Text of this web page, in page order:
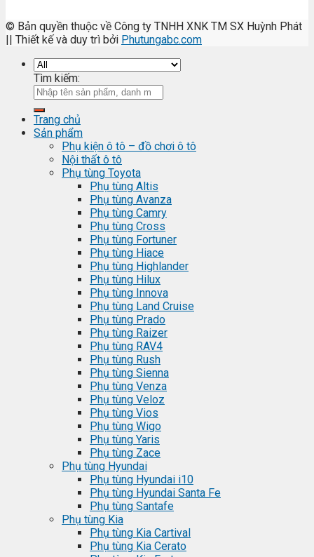
© Bản quyền thuộc về Công ty TNHH XNK TM SX Huỳnh Phát
|| Thiết kế và duy trì bởi Phutungabc.com
Tìm kiếm:
Trang chủ
Sản phẩm
Phụ kiện ô tô – đồ chơi ô tô
Nội thất ô tô
Phụ tùng Toyota
Phụ tùng Altis
Phụ tùng Avanza
Phụ tùng Camry
Phụ tùng Cross
Phụ tùng Fortuner
Phụ tùng Hiace
Phụ tùng Highlander
Phụ tùng Hilux
Phụ tùng Innova
Phụ tùng Land Cruise
Phụ tùng Prado
Phụ tùng Raizer
Phụ tùng RAV4
Phụ tùng Rush
Phụ tùng Sienna
Phụ tùng Venza
Phụ tùng Veloz
Phụ tùng Vios
Phụ tùng Wigo
Phụ tùng Yaris
Phụ tùng Zace
Phụ tùng Hyundai
Phụ tùng Hyundai i10
Phụ tùng Hyundai Santa Fe
Phụ tùng Santafe
Phụ tùng Kia
Phụ tùng Kia Cartival
Phụ tùng Kia Cerato